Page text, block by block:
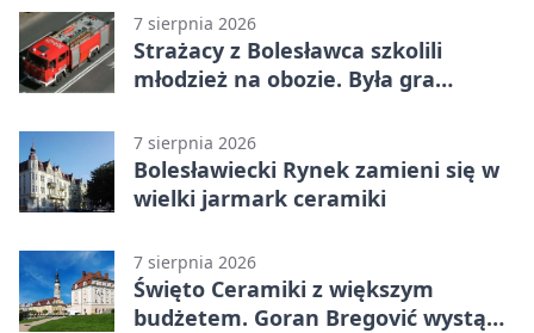
godziny otwarcia
7 sierpnia 2026
Strażacy z Bolesławca szkolili
młodzież na obozie. Była gra
7 sierpnia 2026
Bolesławiecki Rynek zamieni się w
wielki jarmark ceramiki
7 sierpnia 2026
Święto Ceramiki z większym
budżetem. Goran Bregović wystąpi